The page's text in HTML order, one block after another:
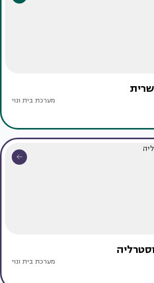
מערכת בית ונוי
מערכת בית ונוי